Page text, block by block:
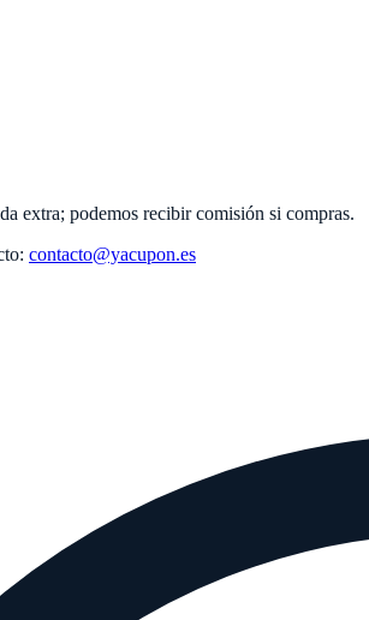
extra; podemos recibir comisión si compras.
contacto@yacupon.es